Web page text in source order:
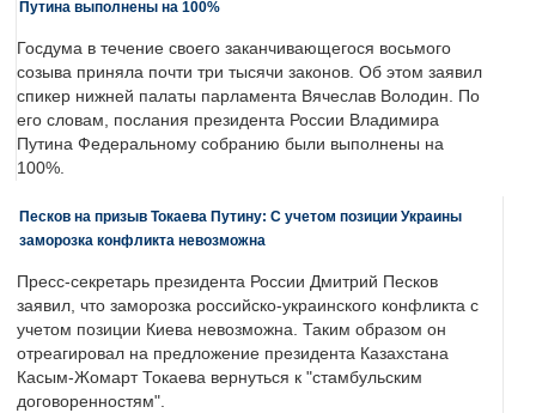
Путина выполнены на 100%
Госдума в течение своего заканчивающегося восьмого
созыва приняла почти три тысячи законов. Об этом заявил
спикер нижней палаты парламента Вячеслав Володин. По
его словам, послания президента России Владимира
Путина Федеральному собранию были выполнены на
100%.
Песков на призыв Токаева Путину: С учетом позиции Украины
заморозка конфликта невозможна
Пресс-секретарь президента России Дмитрий Песков
заявил, что заморозка российско-украинского конфликта с
учетом позиции Киева невозможна. Таким образом он
отреагировал на предложение президента Казахстана
Касым-Жомарт Токаева вернуться к "стамбульским
договоренностям".